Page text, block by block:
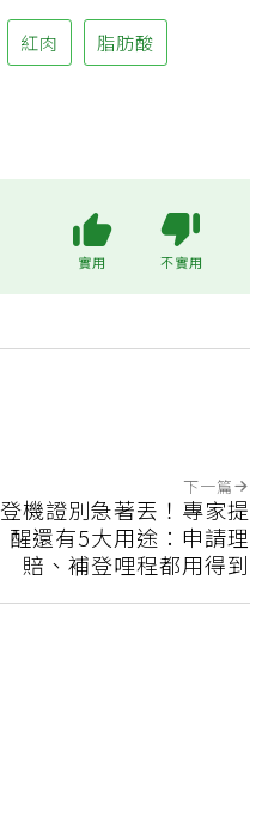
紅肉 脂肪酸
實用 不實用
下一篇
登機證別急著丟！專家提
醒還有5大用途：申請理
賠、補登哩程都用得到